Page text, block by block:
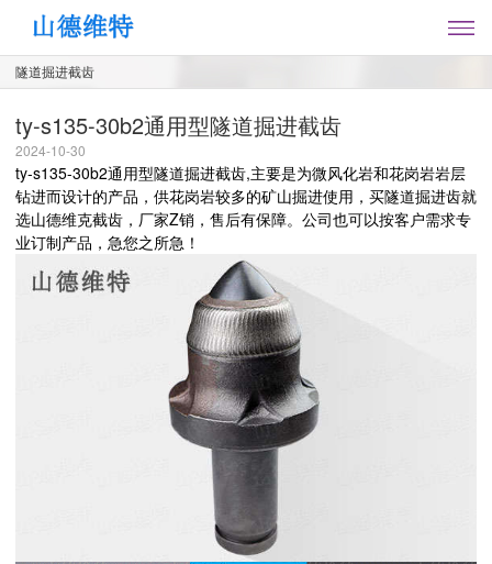
隧道掘进截齿
ty-s135-30b2通用型隧道掘进截齿
2024-10-30
ty-s135-30b2通用型隧道掘进截齿,主要是为微风化岩和花岗岩岩层
钻进而设计的产品，供花岗岩较多的矿山掘进使用，买隧道掘进齿就
选山德维克截齿，厂家Z销，售后有保障。公司也可以按客户需求专
业订制产品，急您之所急！